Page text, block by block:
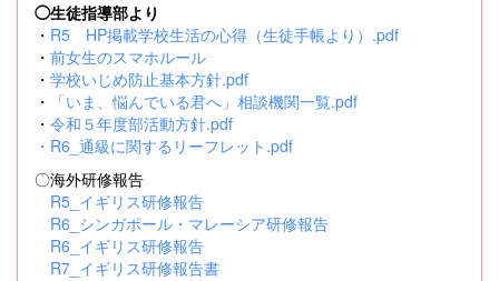
◯生徒指導部より
・ R5 HP掲載学校生活の心得（生徒手帳より）.pdf
・ 前女生のスマホルール
・ 学校いじめ防止基本方針.pdf
・
「いま、悩んでいる君へ」相談機関一覧.pdf
・ 令和５年度部活動方針.pdf
・ R6_通級に関するリーフレット.pdf
〇海外研修報告
R5_イギリス研修報告
R6_シンガポール・マレーシア研修報告
R6_イギリス研修報告
R7_イギリス研修報告書